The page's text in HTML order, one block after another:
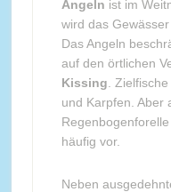
Angeln ist im
wird das
Das Angeln
auf den örtlichen
Kissing .
und Karpfen. Aber
häufig vor.
Neben